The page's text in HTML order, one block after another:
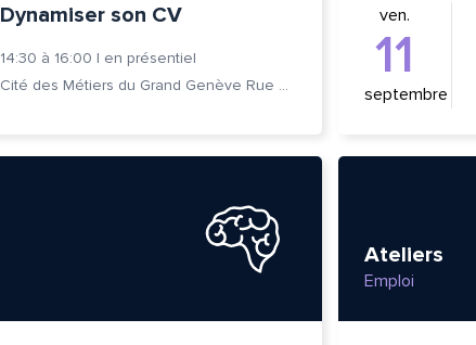
Dynamiser son CV
14:30 à 16:00 | en présentiel
Cité des Métiers du Grand Genève Rue Prévost-Martin 6 1205 Genève
ven.
11
septembre
Ateliers
Emploi